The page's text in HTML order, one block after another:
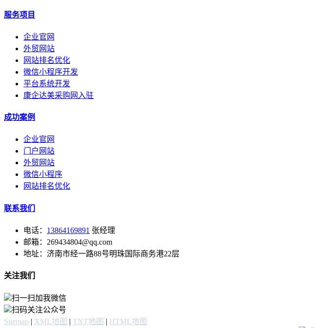
服务项目
企业官网
外贸网站
网站排名优化
微信小程序开发
平台系统开发
康企达美采购网入驻
成功案例
企业官网
门户网站
外贸网站
微信小程序
网站排名优化
联系我们
电话： 13864169891 张经理
邮箱：269434804@qq.com
地址：济南市经一路88号明珠国际商务港22层
关注我们
扫一扫加我微信
扫码关注公众号
Sitemap | XML地图 | TXT地图 | HTML地图